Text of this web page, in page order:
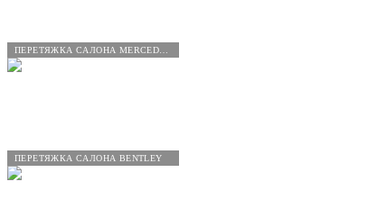
ПЕРЕТЯЖКА САЛОНА BENTLEY